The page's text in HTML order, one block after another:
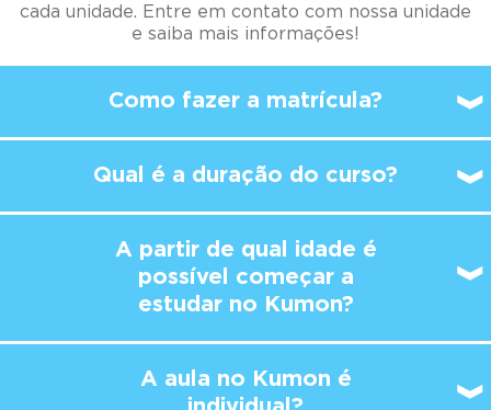
cada unidade. Entre em contato com nossa unidade
e saiba mais informações!
Como fazer a matrícula?
Qual é a duração do curso?
A partir de qual idade é
possível começar a
estudar no Kumon?
A aula no Kumon é